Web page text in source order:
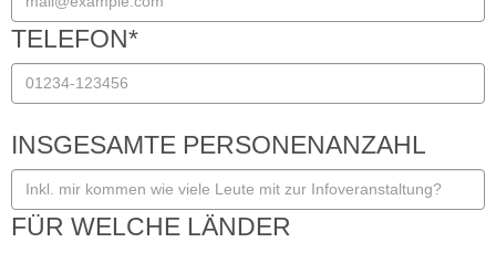
TELEFON*
INSGESAMTE PERSONENANZAHL
FÜR WELCHE LÄNDER